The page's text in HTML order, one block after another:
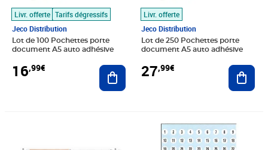
Livr. offerte Tarifs dégressifs
Jeco Distribution
Lot de 100 Pochettes porte
document A5 auto adhésive
16,99€ Ajouter au panier
Livr. offerte
Jeco Distribution
Lot de 250 Pochettes porte
document A5 auto adhésive
27,99€
Prix 4,35€